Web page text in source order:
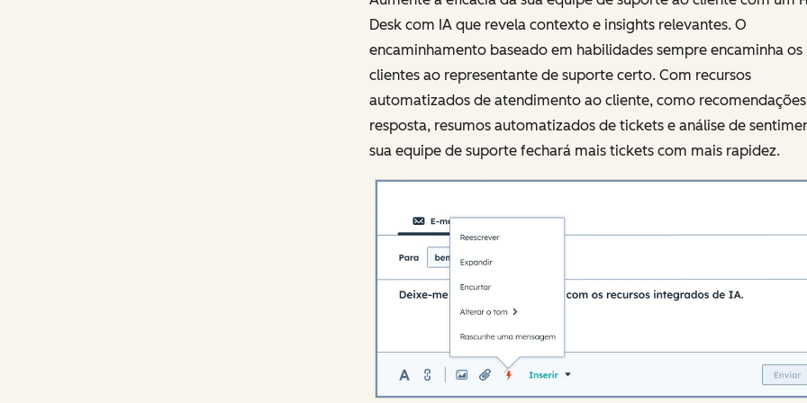
Desk com IA que revela contexto e insights relevantes. O
encaminhamento baseado em habilidades sempre encaminha os
clientes ao representante de suporte certo. Com recursos
automatizados de atendimento ao cliente, como
resposta, resumos automatizados de tickets e análise de
sua equipe de suporte fechará mais tickets com mais rapidez.